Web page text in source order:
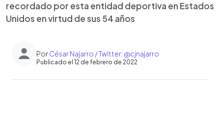
recordado por esta entidad deportiva en Estados
Unidos en virtud de sus 54 años
PorCésar Najarro / Twitter: @cjnajarro
Publicado el 12 de febrero de 2022